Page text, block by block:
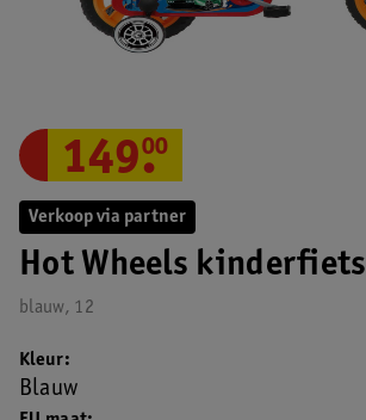
Verkoop via partner
Hot Wheels kinderfiets
blauw, 12
149.
00
Kleur
Blauw